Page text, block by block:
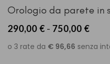
Orologio da parete in
290,00 € - 750,00 €Fascia